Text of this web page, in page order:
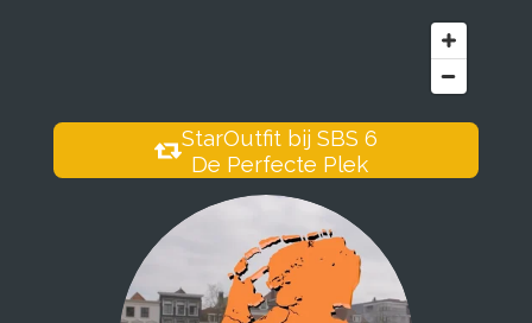
StarOutfit bij SBS 6
De Perfecte Plek